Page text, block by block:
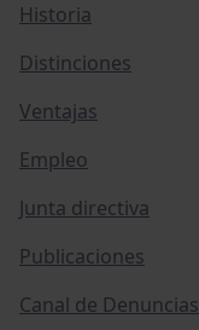
Historia
Distinciones
Ventajas
Empleo
Junta directiva
Publicaciones
Canal de Denuncias